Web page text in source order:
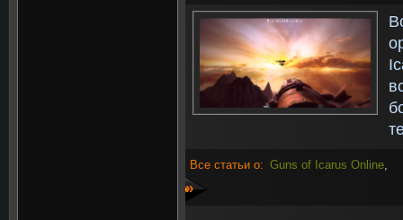
Все статьи о: Guns of Icarus Online,
»